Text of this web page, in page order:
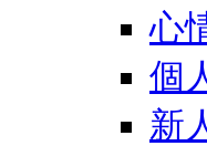
心
個
新